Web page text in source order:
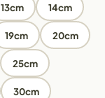
13cm 14cm
19cm 20cm
25cm
30cm